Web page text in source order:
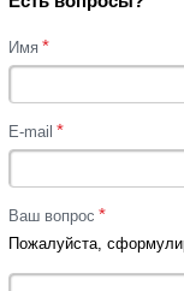
Имя *
E-mail *
Ваш вопрос *
Пожалуйста,